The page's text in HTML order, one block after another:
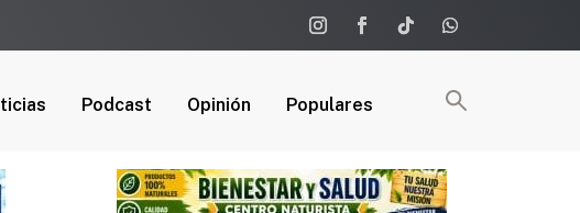
Podcast Opinión Populares